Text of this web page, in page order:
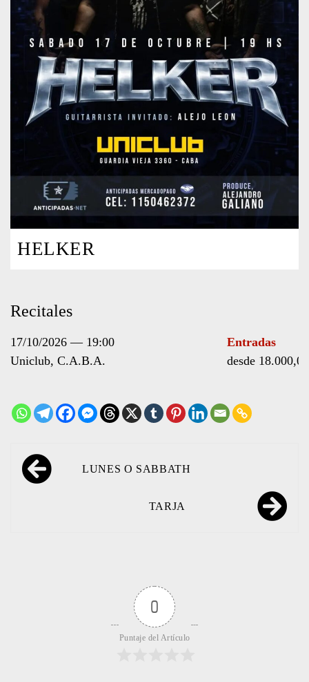
HELKER
Recitales
17/10/2026
19:00
Uniclub C.A.B.A.
Entradas
desde 18.000,00
Navegación
de
LUNES O SABBATH
TARJA
0
Puntaje del Artículo